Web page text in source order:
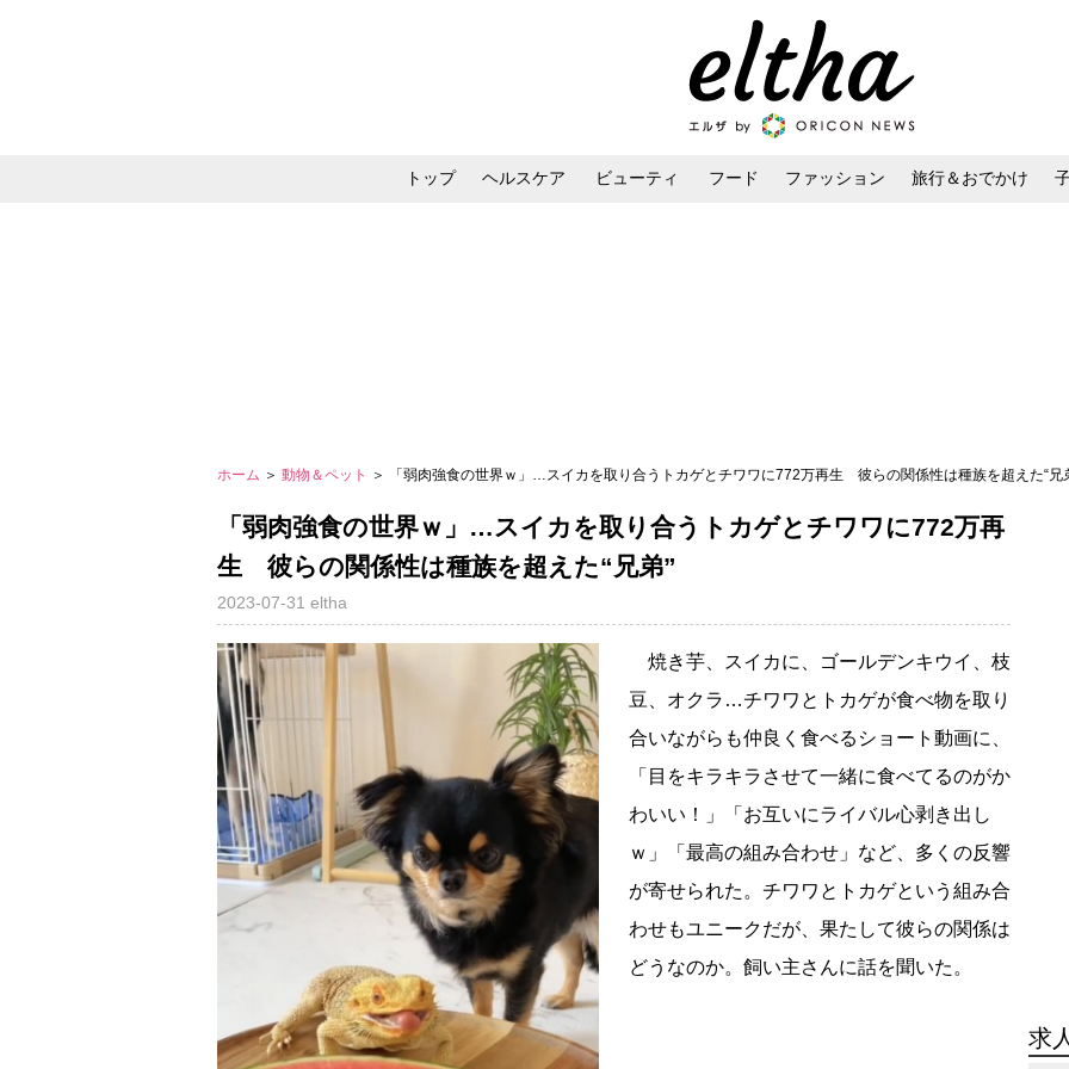
トップ ヘルスケア ビューティ フード ファッション 旅行＆おでかけ
ホーム ＞ 動物＆ペット ＞ 「弱肉強食の世界ｗ」…スイカを取り合うトカゲとチワワに772万再生 彼らの関係性は種族を超えた“兄
「弱肉強食の世界ｗ」…スイカを取り合うトカゲとチワワに772万再
生 彼らの関係性は種族を超えた“兄弟”
2023-07-31 eltha
焼き芋、スイカに、ゴールデンキウイ、枝
豆、オクラ…チワワとトカゲが食べ物を取り
合いながらも仲良く食べるショート動画に、
「目をキラキラさせて一緒に食べてるのがか
わいい！」「お互いにライバル心剥き出し
ｗ」「最高の組み合わせ」など、多くの反響
が寄せられた。チワワとトカゲという組み合
わせもユニークだが、果たして彼らの関係は
どうなのか。飼い主さんに話を聞いた。
求